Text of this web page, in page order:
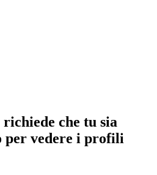
che tu sia
per vedere i profili